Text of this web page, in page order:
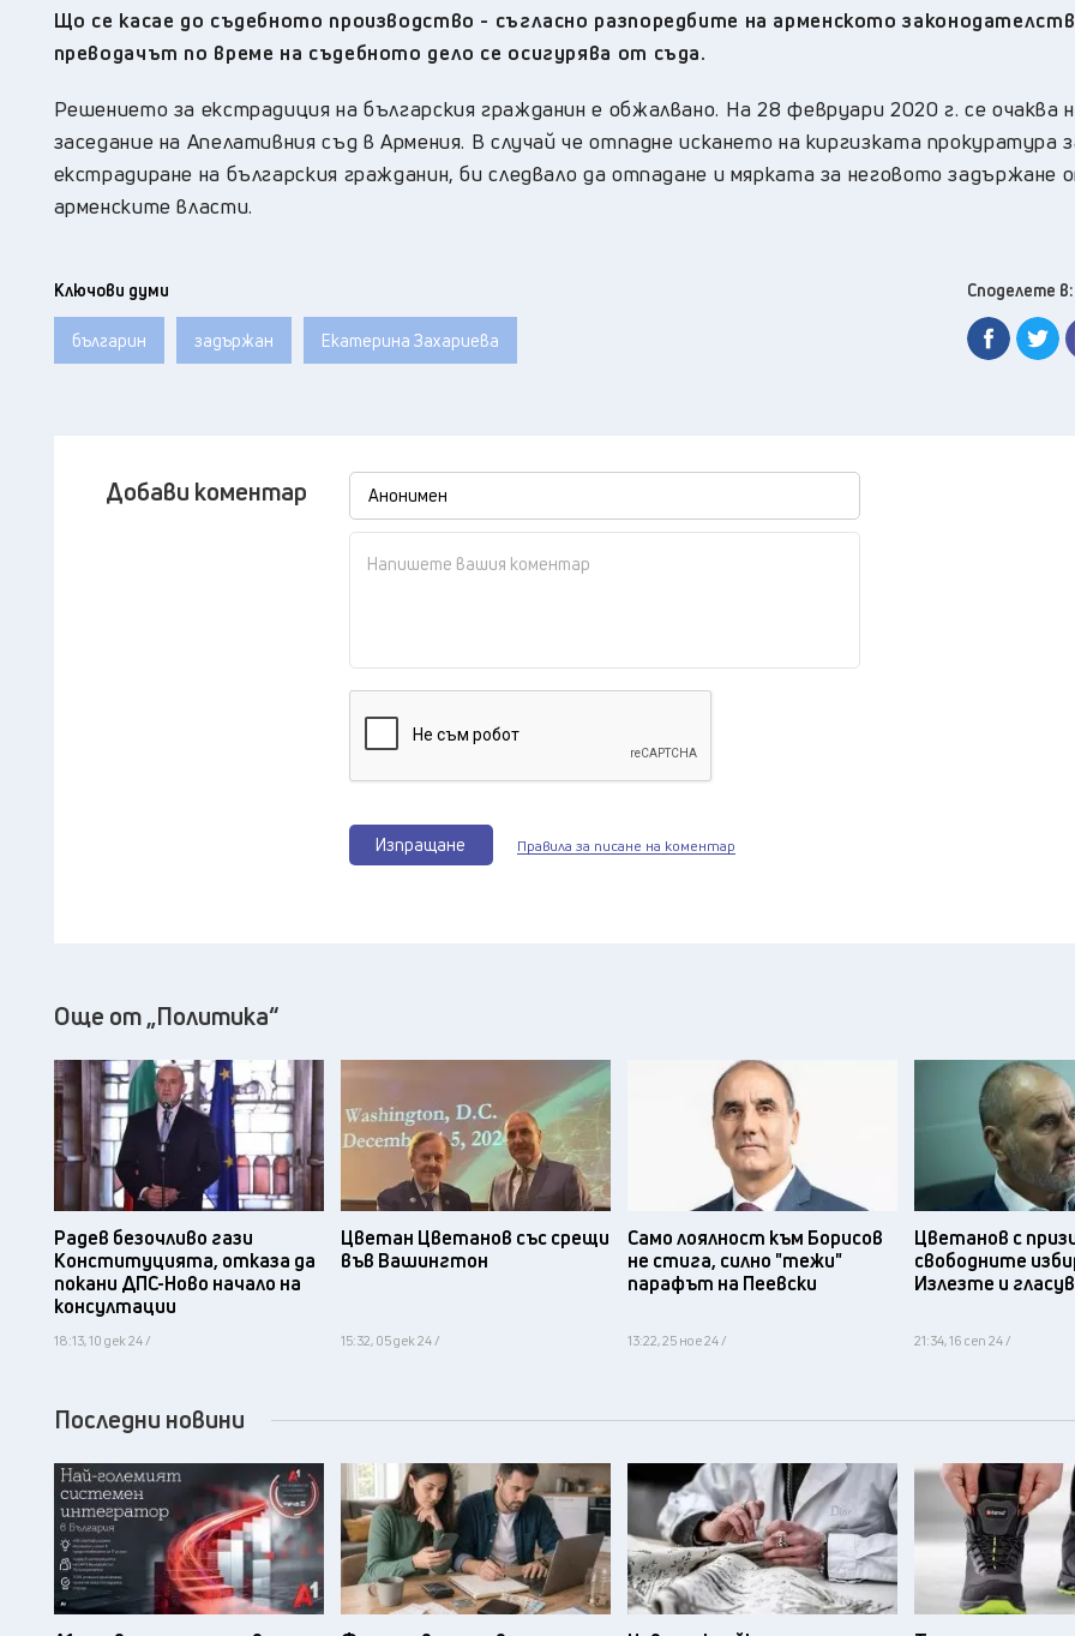
Що се касае до съдебното производство - съгласно разпоредбите на арменското
преводачът по време на съдебното дело се осигурява от съда.
Решението за екстрадиция на българския гражданин е обжалвано. На 28 февруари 2020 г. се очаква
заседание на Апелативния съд в Армения. В случай че отпадне искането на киргизката прокуратура
екстрадиране на българския гражданин, би следвало да отпадане и мярката за неговото задържане
арменските власти.
Ключови думи
българин задържан Екатерина Захариева
Споделете в:
Добави коментар
Изпращане Правила за писане на коментар
Още от „Политика“
Радев безочливо гази
Конституцията, отказа да
покани ДПС-Ново начало на
консултации
18:13, 10 дек 24 /
Цветан Цветанов със срещи
във Вашингтон
15:32, 05 дек 24 /
Само лоялност към Борисов
не стига, силно "тежи"
парафът на Пеевски
13:22, 25 ное 24 /
Цветанов с
свободните
Излезте и
21:34, 16 сеп 24 /
Последни новини